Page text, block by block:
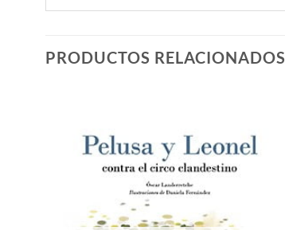
PRODUCTOS RELACIONADOS